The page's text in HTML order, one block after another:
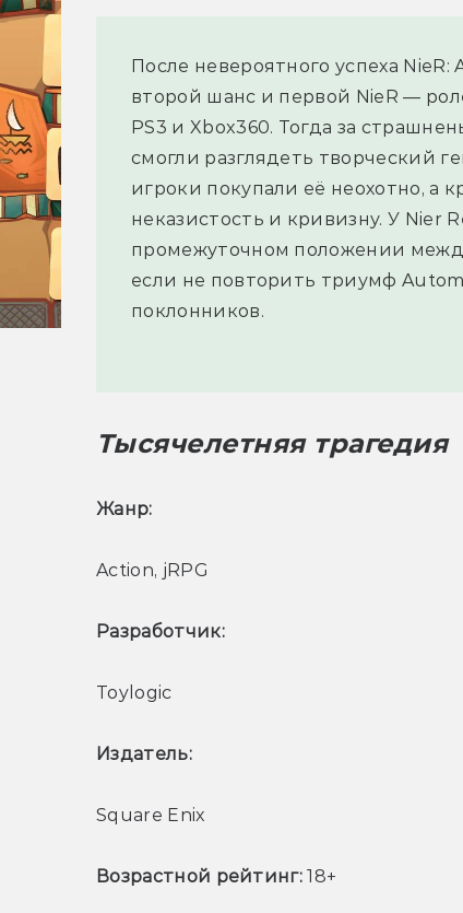
После невероятного успеха
второй шанс и первой NieR —
PS3 и Xbox360. Тогда за
смогли разглядеть творческий
игроки покупали её неохотно, а
неказистость и кривизну. У Nier
промежуточном положении
если не повторить триумф
поклонников.
Тысячелетняя трагедия
Жанр:
Action, jRPG
Разработчик:
Toylogic
Издатель:
Square Enix
Возрастной рейтинг: 18+